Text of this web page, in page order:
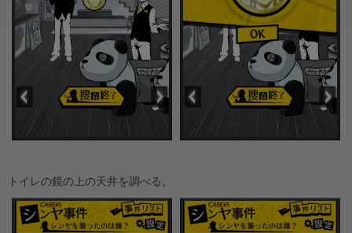
トイレの鏡の上の天井を調べる。